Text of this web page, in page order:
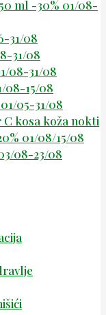
ml -30% 01/08-
31/08
31/08
08-31/08
08-15/08
05-31/08
kosa koža nokti
01/08/15/08
08-23/08